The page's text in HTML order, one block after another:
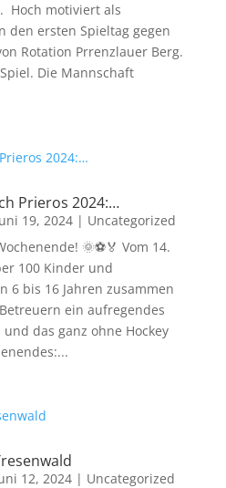
Hoch motiviert als
den ersten Spieltag gegen
Rotation Prrenzlauer Berg.
Die Mannschaft
Prieros 2024:…
19, 2024| Uncategorized
🌞⚽🏅 Vom 14.
100 Kinder und
6 bis 16 Jahren zusammen
ein aufregendes
das ganz ohne Hockey
12, 2024| Uncategorized